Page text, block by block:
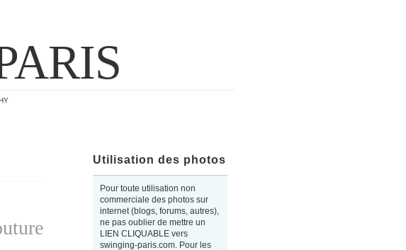
Utilisation des photos
Pour toute utilisation non
commerciale des photos sur
internet (blogs, forums, autres),
ne pas oublier de mettre un
LIEN CLIQUABLE vers
swinging-paris.com. Pour les